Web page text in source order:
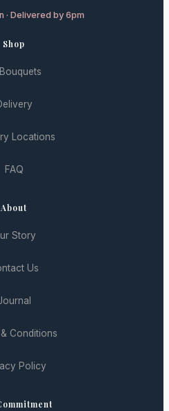
· Delivered by 6pm
Shop
Locations
FAQ
About
Story
Us
Conditions
Policy